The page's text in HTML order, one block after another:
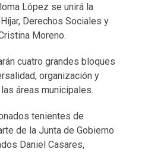
López se unirá la
Derechos Sociales y
Moreno.
cuatro grandes bloques
organización y
áreas municipales.
tenientes de
de la Junta de Gobierno
Daniel Casares,